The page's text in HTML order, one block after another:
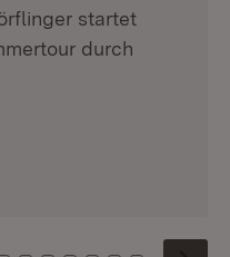
startet
durch